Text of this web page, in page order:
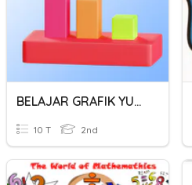
BELAJAR GRAFIK YUK!!
10 T 2nd